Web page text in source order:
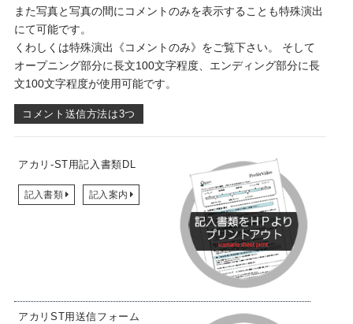
また写真と写真の間にコメントのみを表示することも特殊演出
にて可能です。
くわしくは特殊演出《コメントのみ》をご覧下さい。 そして
オープニング部分に長文100文字程度、エンディング部分に長
文100文字程度が使用可能です。
コメント送信方法は3つ
アカリ-ST用記入書類DL
記入書類 記入案内
アカリST用送信フォーム